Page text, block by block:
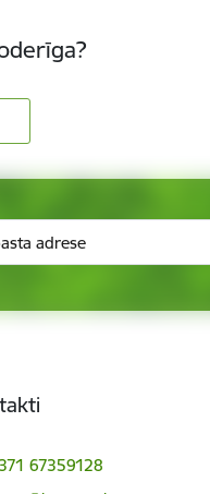
67359128